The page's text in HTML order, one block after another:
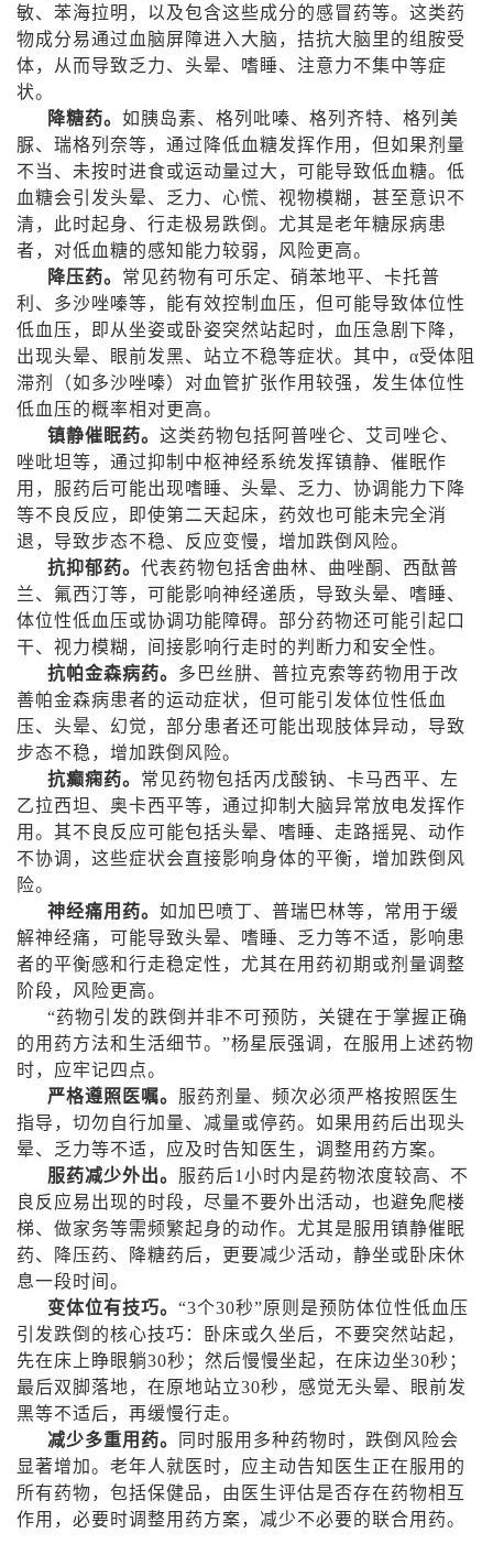
敏、苯海拉明，以及包含这些成分的感冒药等。这类药
物成分易通过血脑屏障进入大脑，拮抗大脑里的组胺受
体，从而导致乏力、头晕、嗜睡、注意力不集中等症
状。
降糖药。 如胰岛素、格列吡嗪、格列齐特、格列美
脲、瑞格列奈等，通过降低血糖发挥作用，但如果剂量
不当、未按时进食或运动量过大，可能导致低血糖。低
血糖会引发头晕、乏力、心慌、视物模糊，甚至意识不
清，此时起身、行走极易跌倒。尤其是老年糖尿病患
者，对低血糖的感知能力较弱，风险更高。
降压药。 常见药物有可乐定、硝苯地平、卡托普
利、多沙唑嗪等，能有效控制血压，但可能导致体位性
低血压，即从坐姿或卧姿突然站起时，血压急剧下降，
出现头晕、眼前发黑、站立不稳等症状。其中，α受体阻
滞剂（如多沙唑嗪）对血管扩张作用较强，发生体位性
低血压的概率相对更高。
镇静催眠药。 这类药物包括阿普唑仑、艾司唑仑、
唑吡坦等，通过抑制中枢神经系统发挥镇静、催眠作
用，服药后可能出现嗜睡、头晕、乏力、协调能力下降
等不良反应，即使第二天起床，药效也可能未完全消
退，导致步态不稳、反应变慢，增加跌倒风险。
抗抑郁药。 代表药物包括舍曲林、曲唑酮、西酞普
兰、氟西汀等，可能影响神经递质，导致头晕、嗜睡、
体位性低血压或协调功能障碍。部分药物还可能引起口
干、视力模糊，间接影响行走时的判断力和安全性。
抗帕金森病药。 多巴丝肼、普拉克索等药物用于改
善帕金森病患者的运动症状，但可能引发体位性低血
压、头晕、幻觉，部分患者还可能出现肢体异动，导致
步态不稳，增加跌倒风险。
抗癫痫药。 常见药物包括丙戊酸钠、卡马西平、左
乙拉西坦、奥卡西平等，通过抑制大脑异常放电发挥作
用。其不良反应可能包括头晕、嗜睡、走路摇晃、动作
不协调，这些症状会直接影响身体的平衡，增加跌倒风
险。
神经痛用药。 如加巴喷丁、普瑞巴林等，常用于缓
解神经痛，可能导致头晕、嗜睡、乏力等不适，影响患
者的平衡感和行走稳定性，尤其在用药初期或剂量调整
阶段，风险更高。
“药物引发的跌倒并非不可预防，关键在于掌握正确
的用药方法和生活细节。”杨星辰强调，在服用上述药物
时，应牢记四点。
严格遵照医嘱。 服药剂量、频次必须严格按照医生
指导，切勿自行加量、减量或停药。如果用药后出现头
晕、乏力等不适，应及时告知医生，调整用药方案。
服药减少外出。 服药后1 小时内是药物浓度较高、不
良反应易出现的时段，尽量不要外出活动，也避免爬楼
梯、做家务等需频繁起身的动作。尤其是服用镇静催眠
药、降压药、降糖药后，更要减少活动，静坐或卧床休
息一段时间。
变体位有技巧。 “3个30秒”原则是预防体位性低血压
引发跌倒的核心技巧：卧床或久坐后，不要突然站起，
先在床上睁眼躺30秒；然后慢慢坐起，在床边坐30秒；
最后双脚落地，在原地站立30秒，感觉无头晕、眼前发
黑等不适后，再缓慢行走。
减少多重用药。
同时服用多种药物时，跌倒风险会
显著增加。老年人就医时，应主动告知医生正在服用的
所有药物，包括保健品，由医生评估是否存在药物相互
作用，必要时调整用药方案，减少不必要的联合用药。